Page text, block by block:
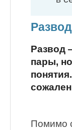
Развод
пары,
Помимо